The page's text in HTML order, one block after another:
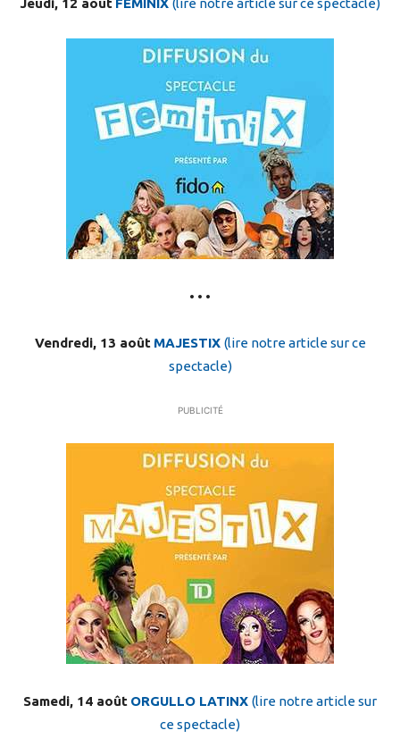
Jeudi, 12 août FEMINIX (lire notre article sur ce spectacle)
• • •
Vendredi, 13 août MAJESTIX (lire notre article sur ce
spectacle)
PUBLICITÉ
Samedi, 14 août ORGULLO LATINX (lire notre article sur
ce spectacle)